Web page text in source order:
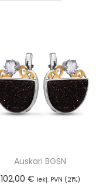
Auskari BGSN
102,00 € iekļ. PVN (21%)